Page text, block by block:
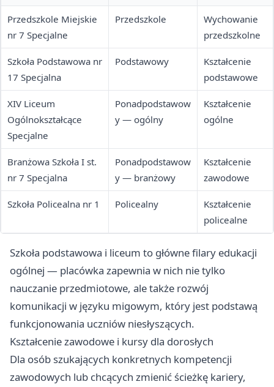
Przedszkole Miejskie
nr 7 Specjalne
Przedszkole
Wychowanie
przedszkolne
Szkoła Podstawowa nr
17 Specjalna
Podstawowy
Kształcenie
podstawowe
XIV Liceum
Ogólnokształcące
Specjalne
Ponadpodstawow
y — ogólny
Kształcenie
ogólne
Branżowa Szkoła I st.
nr 7 Specjalna
Ponadpodstawow
y — branżowy
Kształcenie
zawodowe
Szkoła Policealna nr 1 Policealny
Kształcenie
policealne
Szkoła podstawowa i liceum to główne filary edukacji
ogólnej — placówka zapewnia w nich nie tylko
nauczanie przedmiotowe, ale także rozwój
komunikacji w języku migowym, który jest podstawą
funkcjonowania uczniów niesłyszących.
Kształcenie zawodowe i kursy dla dorosłych
Dla osób szukających konkretnych kompetencji
zawodowych lub chcących zmienić ścieżkę kariery,